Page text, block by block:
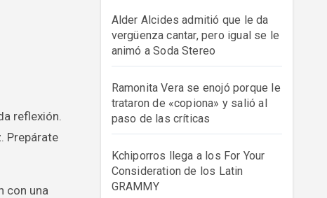
Prepárate
con una
Alder Alcides admitió que le da
vergüenza cantar, pero igual se le
animó a Soda Stereo
Ramonita Vera se enojó porque le
trataron de «copiona» y salió al
paso de las críticas
Kchiporros llega a los For Your
Consideration de los Latin
GRAMMY